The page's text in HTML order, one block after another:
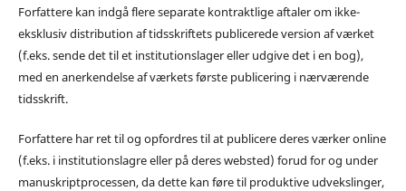
Forfattere kan indgå flere separate kontraktlige aftaler om ikke-
eksklusiv distribution af tidsskriftets publicerede version af værket
(f.eks. sende det til et institutionslager eller udgive det i en bog),
med en anerkendelse af værkets første publicering i nærværende
tidsskrift.
Forfattere har ret til og opfordres til at publicere deres værker online
(f.eks. i institutionslagre eller på deres websted) forud for og under
manuskriptprocessen, da dette kan føre til produktive udvekslinger,